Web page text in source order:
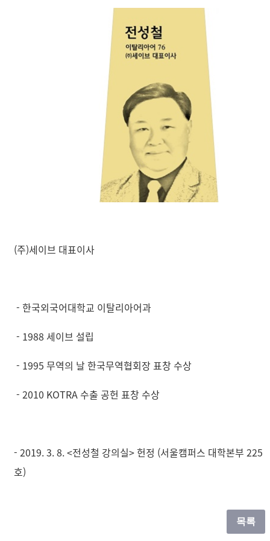
(주)세이브 대표이사
- 한국외국어대학교 이탈리아어과
- 1988 세이브 설립
- 1995 무역의 날 한국무역협회장 표창 수상
- 2010 KOTRA 수출 공헌 표창 수상
- 2019. 3. 8. <전성철 강의실> 헌정 (서울캠퍼스 대학본부 225
호)